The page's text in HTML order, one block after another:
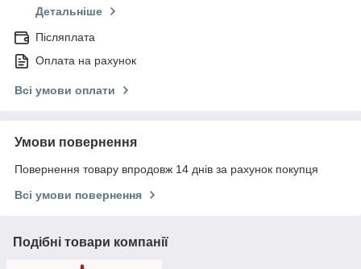
Детальніше
Післяплата
Оплата на рахунок
Всі умови оплати
Умови повернення
Повернення товару впродовж 14 днів за рахунок покупця
Всі умови повернення
Подібні товари компанії